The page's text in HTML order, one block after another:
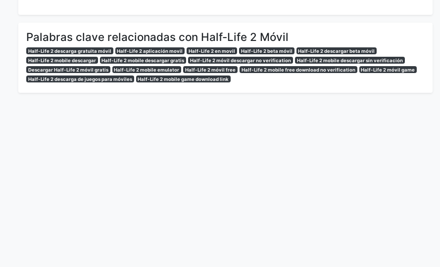
Palabras clave relacionadas con Half-Life 2 Móvil
Half-Life 2 descarga gratuita móvil Half-Life 2 aplicación movil Half-Life 2 en movil Half-Life 2 beta móvil
Half-Life 2 descargar beta móvil
Half-Life 2 mobile descargar
Half-Life 2 mobile descargar gratis Half-Life 2 móvil descargar no verification
Half-Life 2 mobile descargar sin verificación
Descargar Half-Life 2 móvil gratis
Half-Life 2 mobile emulator Half-Life 2 móvil free Half-Life 2 mobile free download no verification
Half-Life 2 móvil game
Half-Life 2 descarga de juegos para móviles
Half-Life 2 mobile game download link